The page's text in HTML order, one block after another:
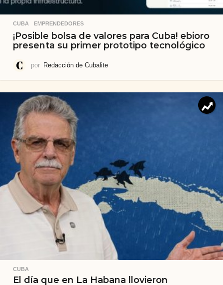
CUBA ,EMPRENDEDORES
¡Posible bolsa de valores para Cuba! ebioro
presenta su primer prototipo tecnológico
por Redacción de Cubalite
CUBA
El día que en La Habana llovieron